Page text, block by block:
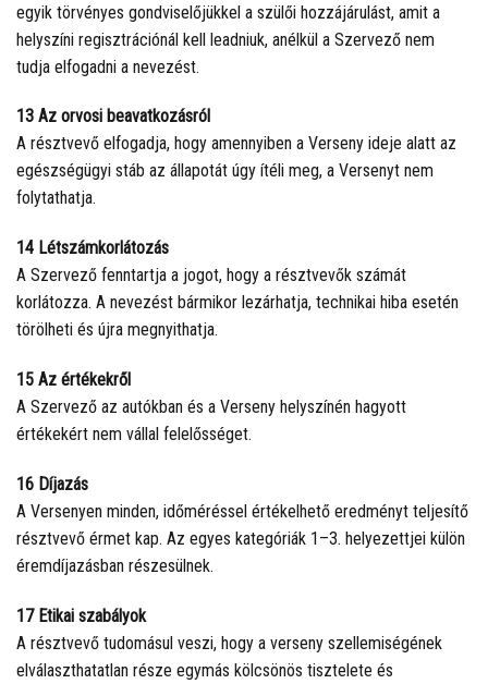
egyik törvényes gondviselőjükkel a szülői hozzájárulást, amit a
helyszíni regisztrációnál kell leadniuk, anélkül a Szervező nem
tudja elfogadni a nevezést.
13 Az orvosi beavatkozásról
A résztvevő elfogadja, hogy amennyiben a Verseny ideje alatt az
egészségügyi stáb az állapotát úgy ítéli meg, a Versenyt nem
folytathatja.
14 Létszámkorlátozás
A Szervező fenntartja a jogot, hogy a résztvevők számát
korlátozza. A nevezést bármikor lezárhatja, technikai hiba esetén
törölheti és újra megnyithatja.
15 Az értékekről
A Szervező az autókban és a Verseny helyszínén hagyott
értékekért nem vállal felelősséget.
16 Díjazás
A Versenyen minden, időméréssel értékelhető eredményt teljesítő
résztvevő érmet kap. Az egyes kategóriák 1–3. helyezettjei külön
éremdíjazásban részesülnek.
17 Etikai szabályok
A résztvevő tudomásul veszi, hogy a verseny szellemiségének
elválaszthatatlan része egymás kölcsönös tisztelete és